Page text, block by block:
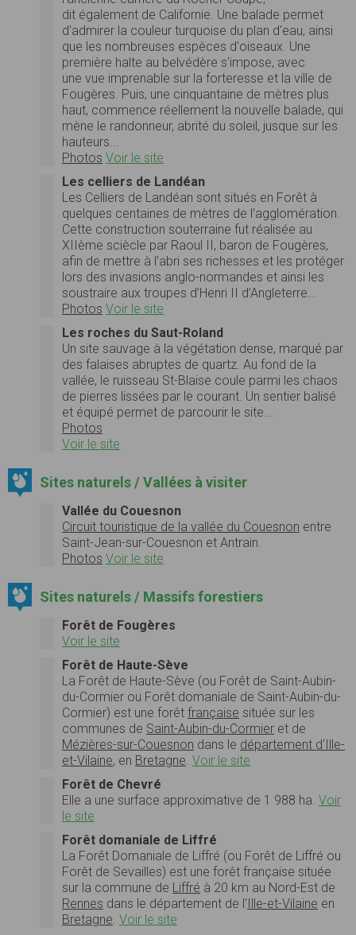
dit également de Californie. Une balade permet
d'admirer la couleur turquoise du plan d'eau, ainsi
que les nombreuses espèces d'oiseaux. Une
première halte au belvédère s'impose, avec
une vue imprenable sur la forteresse et la ville de
Fougères. Puis, une cinquantaine de mètres plus
haut, commence réellement la nouvelle balade, qui
mène le randonneur, abrité du soleil, jusque sur les
hauteurs...
Photos Voir le site
Les celliers de Landéan
Les Celliers de Landéan sont situés en Forêt à
quelques centaines de mètres de l’agglomération.
Cette construction souterraine fut réalisée au
XIIème sciècle par Raoul II, baron de Fougères,
afin de mettre à l’abri ses richesses et les protéger
lors des invasions anglo-normandes et ainsi les
soustraire aux troupes d’Henri II d’Angleterre...
Photos Voir le site
Les roches du Saut-Roland
Un site sauvage à la végétation dense, marqué par
des falaises abruptes de quartz. Au fond de la
vallée, le ruisseau St-Blaise coule parmi les chaos
de pierres lissées par le courant. Un sentier balisé
et équipé permet de parcourir le site...
Photos
Voir le site
Sites naturels / Vallées à visiter
Vallée du Couesnon
Circuit touristique de la vallée du Couesnon entre
Saint-Jean-sur-Couesnon et Antrain.
Photos Voir le site
Sites naturels / Massifs forestiers
Forêt de Fougères
Voir le site
Forêt de Haute-Sève
La Forêt de Haute-Sève (ou Forêt de Saint-Aubin-
du-Cormier ou Forêt domaniale de Saint-Aubin-du-
Cormier) est une forêt française située sur les
communes de Saint-Aubin-du-Cormier et de
Mézières-sur-Couesnon dans le département d'Ille-
et-Vilaine, en Bretagne. Voir le site
Forêt de Chevré
Elle a une surface approximative de 1 988 ha. Voir
le site
Forêt domaniale de Liffré
La Forêt Domaniale de Liffré (ou Forêt de Liffré ou
Forêt de Sevailles) est une forêt française située
sur la commune de Liffré à 20 km au Nord-Est de
Rennes dans le département de l' Ille-et-Vilaine en
Bretagne. Voir le site